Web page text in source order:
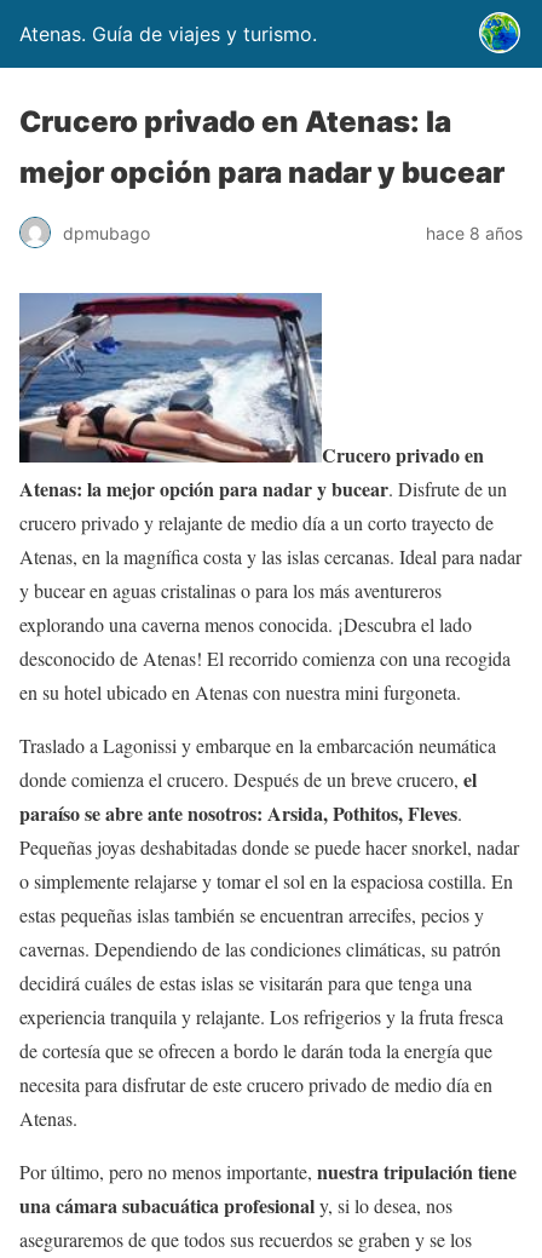
Atenas. Guía de viajes y turismo.
Crucero privado en Atenas: la
mejor opción para nadar y bucear
dpmubago hace 8 años
Crucero privado en
Atenas: la mejor opción para nadar y bucear. Disfrute de un
crucero privado y relajante de medio día a un corto trayecto de
Atenas, en la magnífica costa y las islas cercanas. Ideal para nadar
y bucear en aguas cristalinas o para los más aventureros
explorando una caverna menos conocida. ¡Descubra el lado
desconocido de Atenas! El recorrido comienza con una recogida
en su hotel ubicado en Atenas con nuestra mini furgoneta.
Traslado a Lagonissi y embarque en la embarcación neumática
donde comienza el crucero. Después de un breve crucero, el
paraíso se abre ante nosotros: Arsida, Pothitos, Fleves.
Pequeñas joyas deshabitadas donde se puede hacer snorkel, nadar
o simplemente relajarse y tomar el sol en la espaciosa costilla. En
estas pequeñas islas también se encuentran arrecifes, pecios y
cavernas. Dependiendo de las condiciones climáticas, su patrón
decidirá cuáles de estas islas se visitarán para que tenga una
experiencia tranquila y relajante. Los refrigerios y la fruta fresca
de cortesía que se ofrecen a bordo le darán toda la energía que
necesita para disfrutar de este crucero privado de medio día en
Atenas.
Por último, pero no menos importante, nuestra tripulación tiene
una cámara subacuática profesionaly, si lo desea, nos
aseguraremos de que todos sus recuerdos se graben y se los